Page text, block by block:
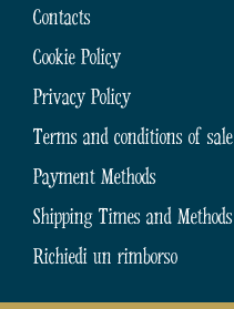
Contacts
Cookie Policy
Privacy Policy
Terms and conditions of sale
Payment Methods
Shipping Times and Methods
Richiedi un rimborso